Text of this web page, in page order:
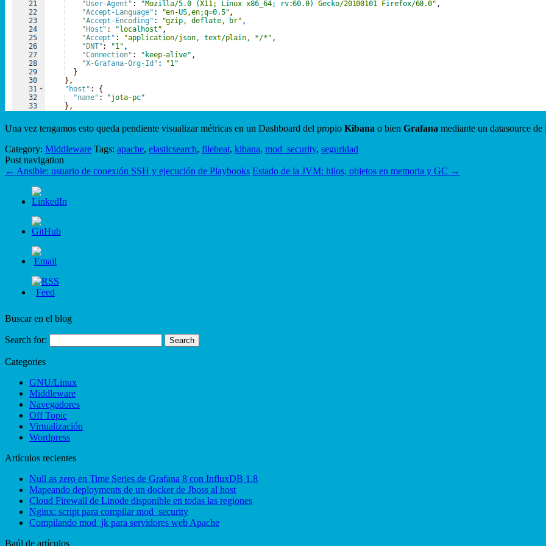
Una vez tengamos esto queda pendiente visualizar métricas en un Dashboard del propio Kibana o bien Grafana mediante un datasource de
Category: Middleware Tags: apache, elasticsearch, filebeat, kibana, mod_security, seguridad
Post navigation
← Ansible: usuario de conexión SSH y ejecución de Playbooks Estado de la JVM: hilos, objetos en memoria y GC →
Buscar en el blog
Search for:
Categories
GNU/Linux
Middleware
Navegadores
Off Topic
Virtualización
Wordpress
Artículos recientes
Null as zero en Time Series de Grafana 8 con InfluxDB 1.8
Mapeando deployments de un docker de Jboss al host
Cloud Firewall de Linode disponible en todas las regiones
Nginx: script para compilar mod_security
Compilando mod_jk para servidores web Apache
Baúl de artículos